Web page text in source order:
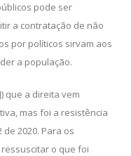
pode ser
a contratação de não
por políticos sirvam aos
a população.
que a direita vem
mas foi a resistência
2020. Para os
o que foi